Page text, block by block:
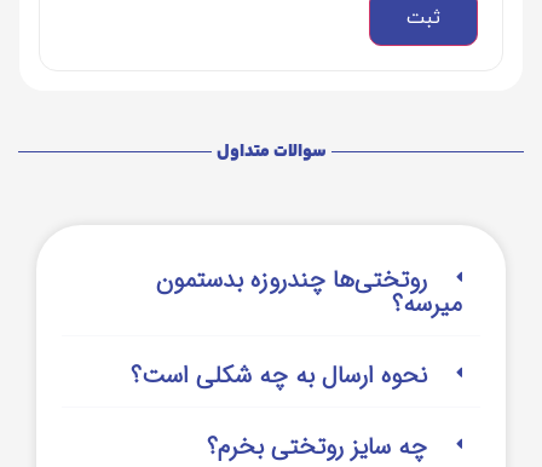
سوالات متداول
روتختی‌‌ها چندروزه بدستمون
میرسه؟
نحوه ارسال به چه شکلی است؟
چه سایز روتختی بخرم؟